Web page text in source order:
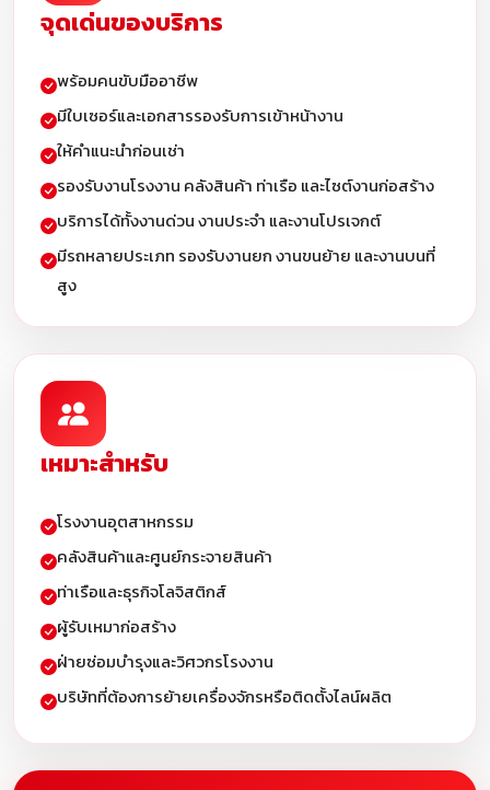
จุดเด่นของบริการ
พร้อมคนขับมืออาชีพ
มีใบเซอร์และเอกสารรองรับการเข้าหน้างาน
ให้คำแนะนำก่อนเช่า
รองรับงานโรงงาน คลังสินค้า ท่าเรือ และไซต์งานก่อสร้าง
บริการได้ทั้งงานด่วน งานประจำ และงานโปรเจกต์
มีรถหลายประเภท รองรับงานยก งานขนย้าย และงานบนที่
สูง
เหมาะสำหรับ
โรงงานอุตสาหกรรม
คลังสินค้าและศูนย์กระจายสินค้า
ท่าเรือและธุรกิจโลจิสติกส์
ผู้รับเหมาก่อสร้าง
ฝ่ายซ่อมบำรุงและวิศวกรโรงงาน
บริษัทที่ต้องการย้ายเครื่องจักรหรือติดตั้งไลน์ผลิต